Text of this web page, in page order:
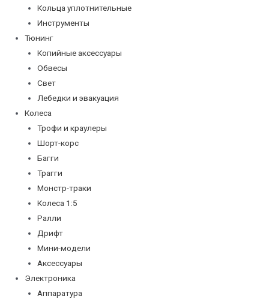
Кольца уплотнительные
Инструменты
Тюнинг
Копийные аксессуары
Обвесы
Свет
Лебедки и эвакуация
Колеса
Трофи и краулеры
Шорт-корс
Багги
Трагги
Монстр-траки
Колеса 1:5
Ралли
Дрифт
Мини-модели
Аксессуары
Электроника
Аппаратура